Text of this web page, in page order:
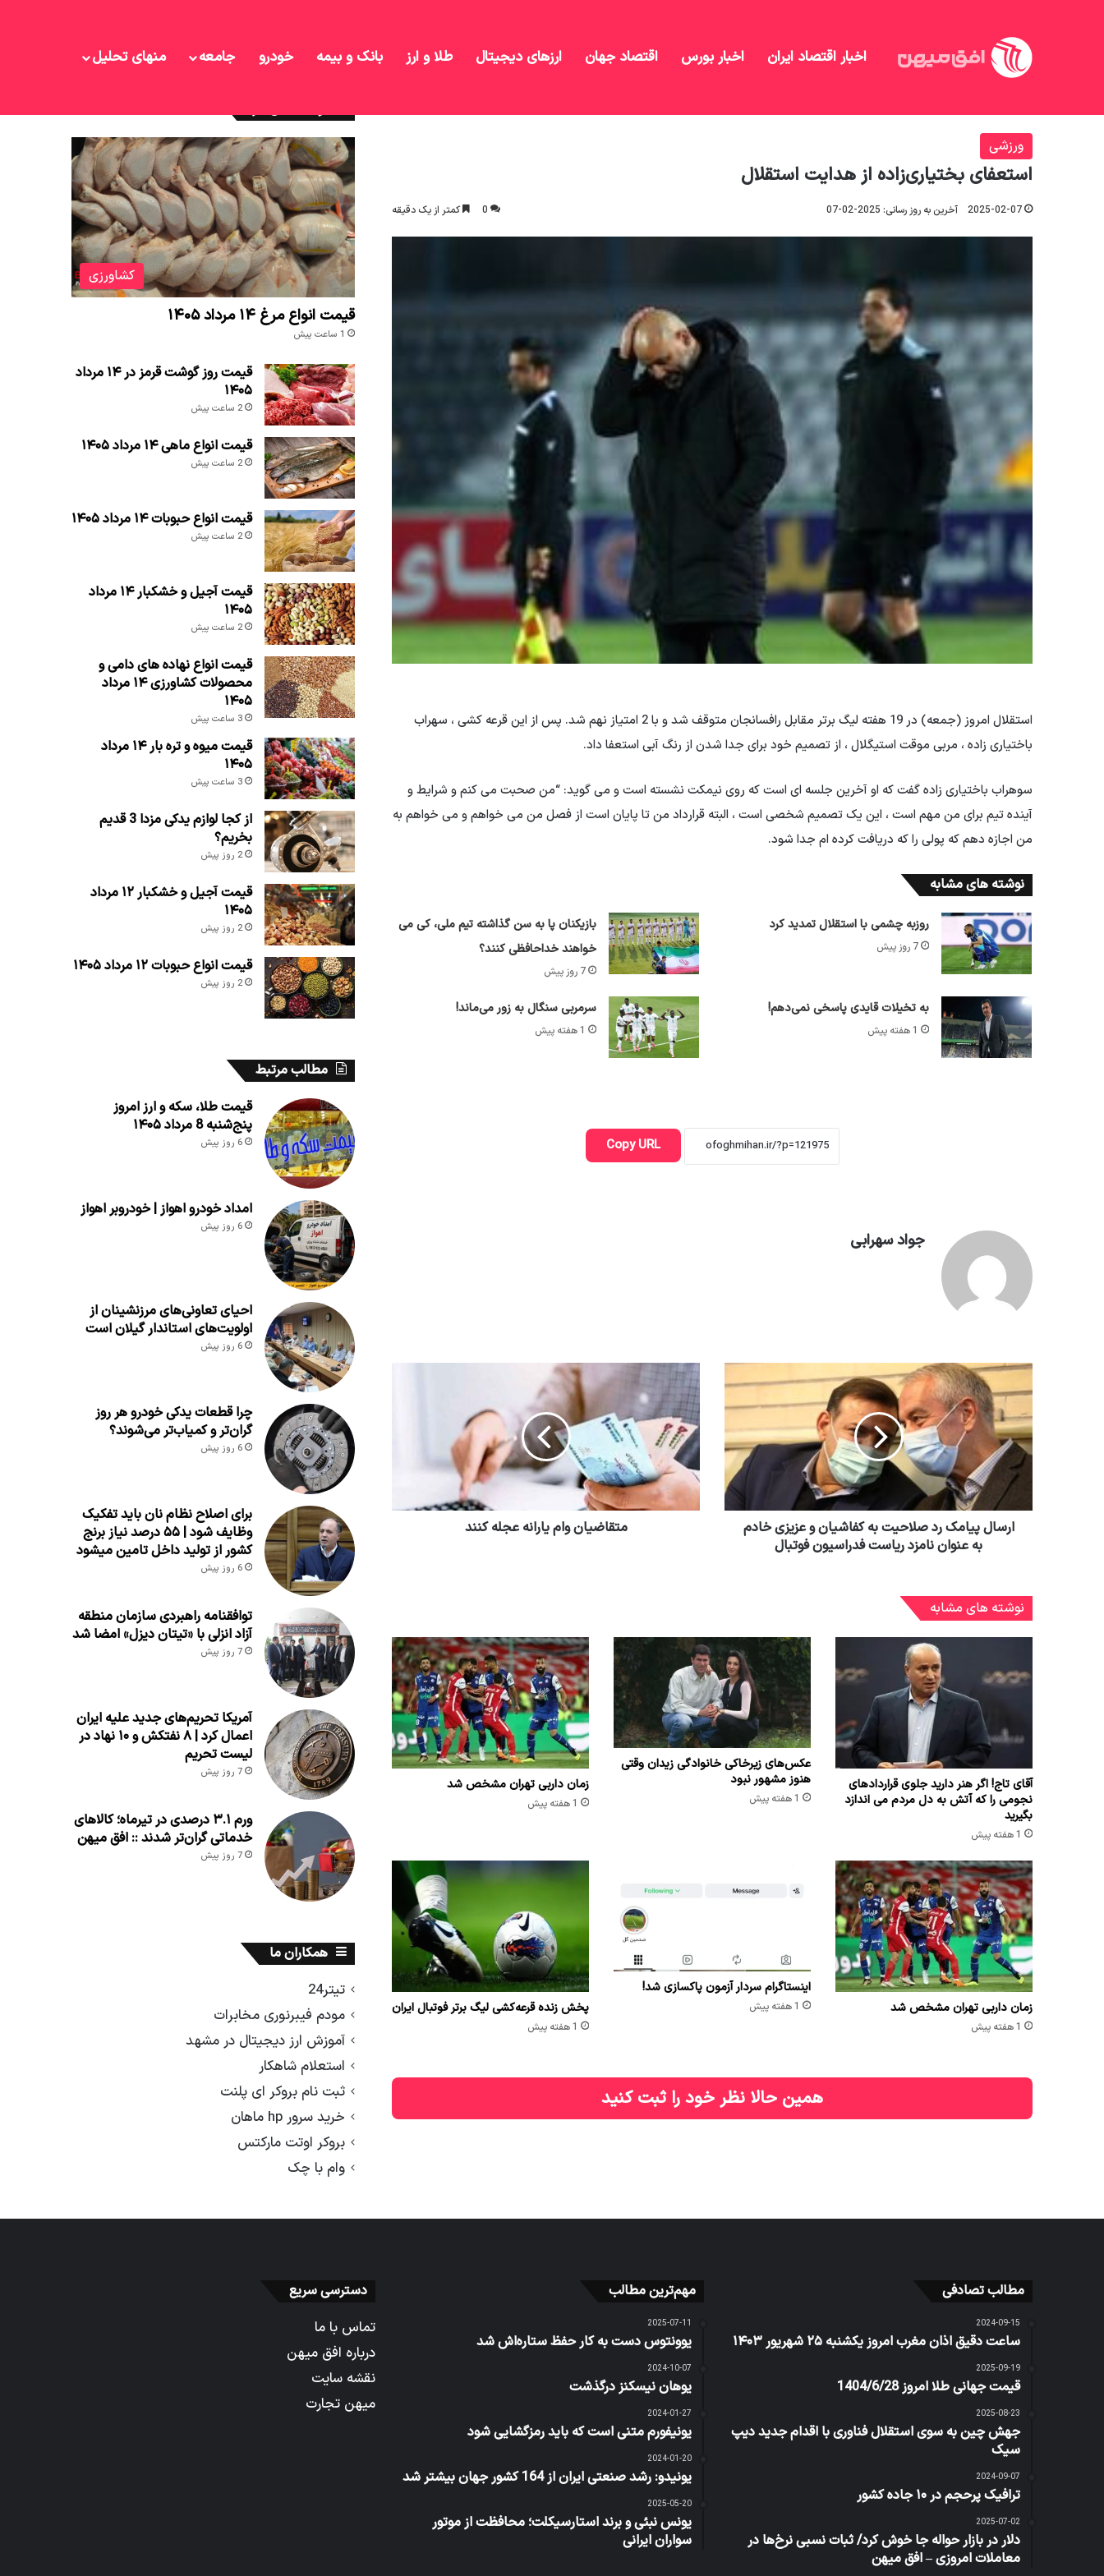
اخبار اقتصاد ایران اخبار بورس اقتصاد جهان ارزهای دیجیتال طلا و ارز بانک و بیمه خودرو جامعه منهای تحلیل
ورزشی
استعفای بختیاری‌زاده از هدایت استقلال
2025-02-07 آخرین به روز رسانی: 2025-02-07 0 کمتر از یک دقیقه
استقلال امروز (جمعه) در 19 هفته لیگ برتر مقابل رافسانجان متوقف شد و با 2 امتیاز نهم شد. پس از این قرعه کشی ، سهراب
باختیاری زاده ، مربی موقت استیگلال ، از تصمیم خود برای جدا شدن از رنگ آبی استعفا داد.
سوهراب باختیاری زاده گفت که او آخرین جلسه ای است که روی نیمکت نشسته است و می گوید: “من صحبت می کنم و شرایط و
آینده تیم برای من مهم است ، این یک تصمیم شخصی است ، البته قرارداد من تا پایان است از فصل من می خواهم و می خواهم به
من اجازه دهم که پولی را که دریافت کرده ام جدا شود.
نوشته های مشابه
روزبه چشمی با استقلال تمدید کرد
7 روز پیش
بازیکنان پا به سن گذاشته تیم ملی، کی می
خواهند خداحافظی کنند؟
7 روز پیش
به تخیلات قایدی پاسخی نمی‌دهم!
1 هفته پیش
سرمربی سنگال به زور می‌ماند!
1 هفته پیش
Copy URL
جواد سهرابی
ارسال پیامک رد صلاحیت به کفاشیان و عزیزی خادم
به عنوان نامزد ریاست فدراسیون فوتبال
متقاضیان وام یارانه عجله کنند
نوشته های مشابه
آقای تاج! اگر هنر دارید جلوی قراردادهای
نجومی را که آتش به دل مردم می اندازد
بگیرید
1 هفته پیش
عکس‌های زیرخاکی خانوادگی زیدان وقتی
هنوز مشهور نبود
1 هفته پیش
زمان داربی تهران مشخص شد
1 هفته پیش
زمان داربی تهران مشخص شد
1 هفته پیش
اینستاگرام سردار آزمون پاکسازی شد!
1 هفته پیش پخش زنده قرعه‌کشی لیگ برتر فوتبال ایران
1 هفته پیش
همین حالا نظر خود را ثبت کنید
کشاورزی
قیمت انواع مرغ ۱۴ مرداد ۱۴۰۵
1 ساعت پیش
قیمت روز گوشت قرمز در ۱۴ مرداد
۱۴۰۵
2 ساعت پیش
قیمت انواع ماهی ۱۴ مرداد ۱۴۰۵
2 ساعت پیش
قیمت انواع حبوبات ۱۴ مرداد ۱۴۰۵
2 ساعت پیش
قیمت آجیل و خشکبار ۱۴ مرداد
۱۴۰۵
2 ساعت پیش
قیمت انواع نهاده های دامی و
محصولات کشاورزی ۱۴ مرداد
۱۴۰۵
3 ساعت پیش
قیمت میوه و تره بار ۱۴ مرداد
۱۴۰۵
3 ساعت پیش
از کجا لوازم یدکی مزدا 3 قدیم
بخریم؟
2 روز پیش
قیمت آجیل و خشکبار ۱۲ مرداد
۱۴۰۵
2 روز پیش
قیمت انواع حبوبات ۱۲ مرداد ۱۴۰۵
2 روز پیش
مطالب مرتبط
قیمت طلا، سکه و ارز امروز
پنج‌شنبه 8 مرداد ۱۴۰۵
6 روز پیش
امداد خودرو اهواز | خودروبر اهواز
6 روز پیش
احیای تعاونی‌های مرزنشینان از
اولویت‌های استاندار گیلان است
6 روز پیش
چرا قطعات یدکی خودرو هر روز
گران‌تر و کمیاب‌تر می‌شوند؟
6 روز پیش
برای اصلاح نظام نان باید تفکیک
وظایف شود | ۵۵ درصد نیاز برنج
کشور از تولید داخل تامین میشود
6 روز پیش
توافقنامه راهبردی سازمان منطقه
آزاد انزلی با «تیتان دیزل» امضا شد
7 روز پیش
آمریکا تحریم‌های جدید علیه ایران
اعمال کرد | ۸ نفتکش و ۱۰ نهاد در
لیست تحریم
7 روز پیش
ورم ۳.۱ درصدی در تیرماه؛ کالاهای
خدماتی گران‌تر شدند :: افق میهن
7 روز پیش
همکاران ما
تیتر24
مودم فیبرنوری مخابرات
آموزش ارز دیجیتال در مشهد
استعلام شاهکار
ثبت نام بروکر ای پلنت
خرید سرور hp ماهان
بروکر اوتت مارکتس
وام با چک
مطالب تصادفی
2024-09-15
ساعت دقیق اذان مغرب امروز یکشنبه ۲۵ شهریور ۱۴۰۳
2025-09-19
قیمت جهانی طلا امروز 1404/6/28
2025-08-23
جهش چین به سوی استقلال فناوری با اقدام جدید دیپ
سیک
2024-09-07
ترافیک پرحجم در ۱۰ جاده کشور
2025-07-02
دلار در بازار حواله جا خوش کرد/ ثبات نسبی نرخ‌ها در
معاملات امروزی – افق میهن
مهم‌ترین مطالب
2025-07-11
یوونتوس دست به کار حفظ ستاره‌اش شد
2024-10-07
یوهان نیسکنز درگذشت
2024-01-27
یونیفورم متنی است که باید رمزگشایی شود
2024-01-20
یونیدو: رشد صنعتی ایران از 164 کشور جهان بیشتر شد
2025-05-20
یونس نبئی و برند استارسیکلت؛ محافظت از موتور
سواران ایرانی
دسترسی سریع
تماس با ما
درباره افق میهن
نقشه سایت
میهن تجارت